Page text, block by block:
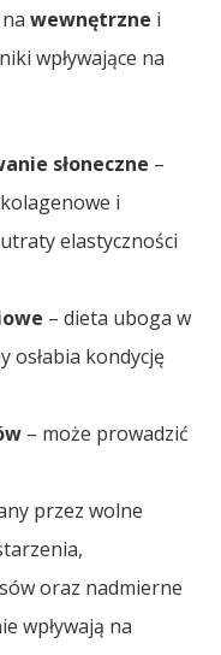
nawewnętrzne i
wpływające na
słoneczne –
i
elastyczności
– dieta uboga w
osłabia kondycję
– może prowadzić
przez wolne
oraz nadmierne
wpływają na